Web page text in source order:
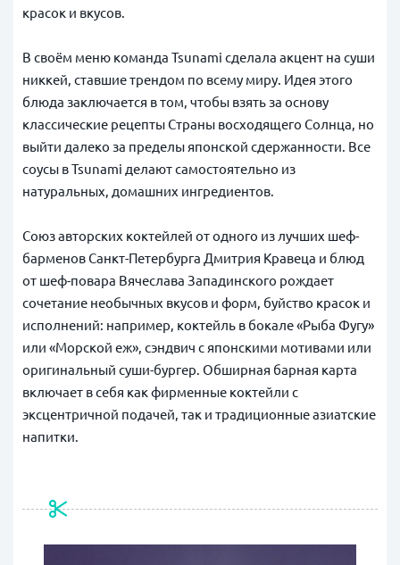
красок и вкусов.
В своём меню команда Tsunami сделала акцент на суши
никкей, ставшие трендом по всему миру. Идея этого
блюда заключается в том, чтобы взять за основу
классические рецепты Страны восходящего Солнца, но
выйти далеко за пределы японской сдержанности. Все
соусы в Tsunami делают самостоятельно из
натуральных, домашних ингредиентов.
Союз авторских коктейлей от одного из лучших шеф-
барменов Санкт-Петербурга Дмитрия Кравеца и блюд
от шеф-повара Вячеслава Западинского рождает
сочетание необычных вкусов и форм, буйство красок и
исполнений: например, коктейль в бокале «Рыба Фугу»
или «Морской еж», сэндвич с японскими мотивами или
оригинальный суши-бургер. Обширная барная карта
включает в себя как фирменные коктейли с
эксцентричной подачей, так и традиционные азиатские
напитки.